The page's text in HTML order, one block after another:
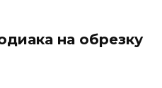
на обрезку